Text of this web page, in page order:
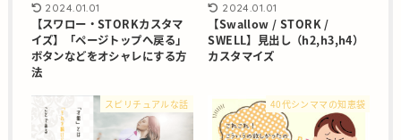
2024.01.01
【スワロー・STORKカスタマ
イズ】「ページトップへ戻る」
ボタンなどをオシャレにする方
法
2024.01.01
【Swallow / STORK /
SWELL】見出し（h2,h3,h4）
カスタマイズ
スピリチュアルな話 40代シンママの知恵袋